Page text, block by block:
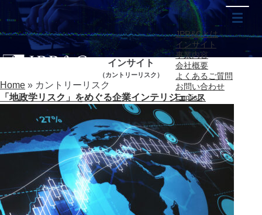
JPR&Cとは
インサイト
事業内容
会社概要
よくあるご質問
お問い合わせ
English
インサイト
（カントリーリスク）
Home » カントリーリスク
「地政学リスク」をめぐる企業インテリジェンス